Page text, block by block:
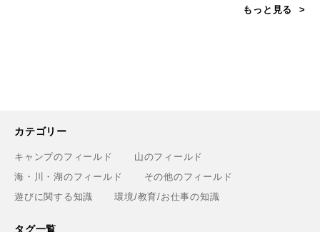
もっと見る
カテゴリー
キャンプのフィールド
山のフィールド
海・川・湖のフィールド
その他のフィールド
遊びに関する知識
環境/教育/お仕事の知識
タグ一覧